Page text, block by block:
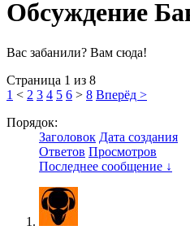
Обсуждение
Вас забанили? Вам сюда!
Страница 1 из 8
1 < 2 3 4 5 6 > 8 Вперёд >
Порядок:
Заголовок Дата создания
Ответов Просмотров
Последнее сообщение ↓